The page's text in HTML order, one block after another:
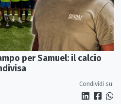
per Samuel: il calcio
Condividi su: